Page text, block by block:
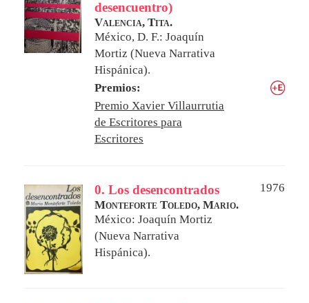
desencuentro)
Valencia, Tita.
México, D. F.: Joaquín
Mortiz (Nueva Narrativa
Hispánica).
Premios:
Premio Xavier Villaurrutia
de Escritores para
Escritores
0. Los desencontrados
1976
Monteforte Toledo, Mario.
México: Joaquín Mortiz
(Nueva Narrativa
Hispánica).